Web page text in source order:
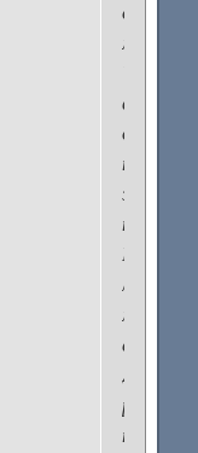
от
вы
по
этому
поводу?
ли
сами?
Для
пищи